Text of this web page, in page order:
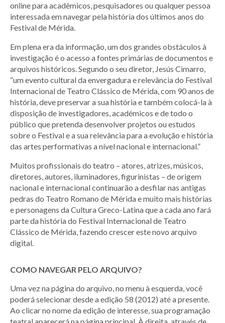
online para acadêmicos, pesquisadores ou qualquer pessoa
interessada em navegar pela história dos últimos anos do
Festival de Mérida.
Em plena era da informação, um dos grandes obstáculos à
investigação é o acesso a fontes primárias de documentos e
arquivos históricos. Segundo o seu diretor, Jesús Cimarro,
“um evento cultural da envergadura e relevância do Festival
Internacional de Teatro Clássico de Mérida, com 90 anos de
história, deve preservar a sua história e também colocá-la à
disposição de investigadores, académicos e de todo o
público que pretenda desenvolver projetos ou estudos
sobre o Festival e a sua relevância para a evolução e história
das artes performativas a nível nacional e internacional.”
Muitos profissionais do teatro – atores, atrizes, músicos,
diretores, autores, iluminadores, figurinistas – de origem
nacional e internacional continuarão a desfilar nas antigas
pedras do Teatro Romano de Mérida e muito mais histórias
e personagens da Cultura Greco-Latina que a cada ano fará
parte da história do Festival Internacional de Teatro
Clássico de Mérida, fazendo crescer este novo arquivo
digital.
COMO NAVEGAR PELO ARQUIVO?
Uma vez na página do arquivo, no menu à esquerda, você
poderá selecionar desde a edição 58 (2012) até a presente.
Ao clicar no nome da edição de interesse, sua programação